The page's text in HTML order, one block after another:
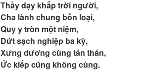
Thầy dạy khắp trời người,
Cha lành chung bốn loại,
Quy y tròn một niệm,
Dứt sạch nghiệp ba kỳ,
Xưng dương cùng tán thán,
Ức kiếp cũng không cùng.